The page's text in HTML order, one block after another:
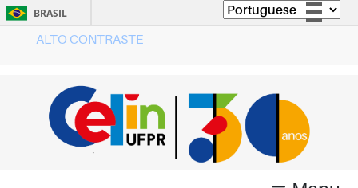
BRASIL
Acesso à informação
Legislação
Canais
ALTO CONTRASTE